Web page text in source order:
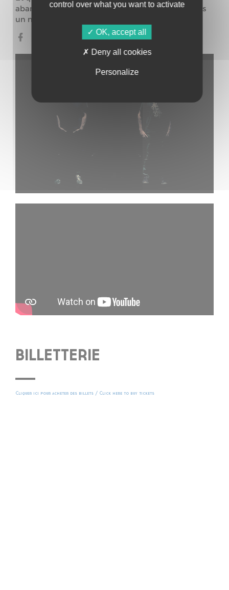
abandonnez-vous. Votre cerveau deviendra alors
un nouveau territoire à découvrir.
BILLETTERIE
Cliquer ici pour acheter des billets / Click here to buy tickets
control over what you want to activate
OK, accept all
Deny all cookies
Personalize